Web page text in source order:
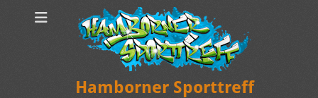
Hamborner Sporttreff